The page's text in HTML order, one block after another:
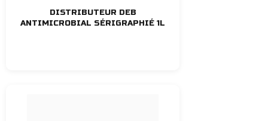
DISTRIBUTEUR DEB
ANTIMICROBIAL SÉRIGRAPHIÉ 1L